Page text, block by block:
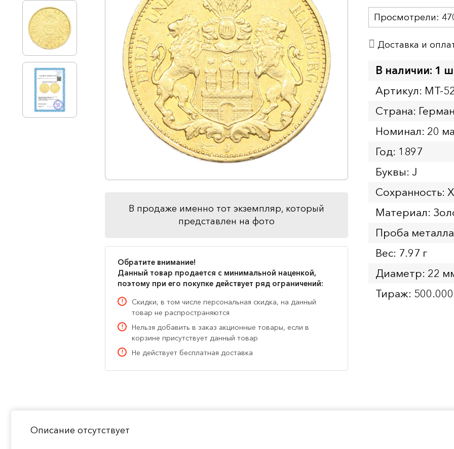
В продаже именно тот экземпляр, который
представлен на фото
Обратите внимание!
Данный товар продается с минимальной наценкой,
поэтому при его покупке действует ряд ограничений:
Скидки, в том числе персональная скидка, на данный
товар не распространяются
Нельзя добавить в заказ акционные товары, если в
корзине присутствует данный товар
Не действует бесплатная доставка
Просмотрели:
Доставка и
В наличии: 1
Артикул: MT-
Страна:
Номинал: 20
Год: 1897
Буквы: J
Сохранность:
Материал:
Проба
Вес: 7.97 г
Диаметр: 22
Тираж:
Описание отсутствует